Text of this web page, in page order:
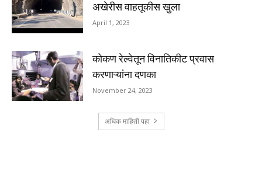
अखेरीस वाहतूकीस खुला
April 1, 2023
कोकण रेल्वेतून विनातिकीट प्रवास
करणाऱ्यांना दणका
November 24, 2023
अधिक माहिती पहा